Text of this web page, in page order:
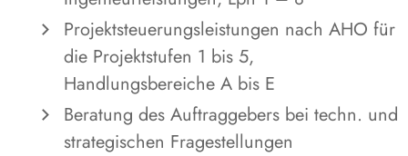
Projektsteuerungsleistungen nach AHO für
die Projektstufen 1 bis 5,
Handlungsbereiche A bis E
Beratung des Auftraggebers bei techn. und
strategischen Fragestellungen